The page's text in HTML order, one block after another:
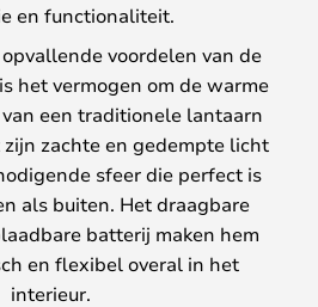
en functionaliteit.
voordelen van de
het vermogen om de warme
een traditionele lantaarn
zachte en gedempte licht
sfeer die perfect is
als buiten. Het draagbare
batterij maken hem
en flexibel overal in het
interieur.